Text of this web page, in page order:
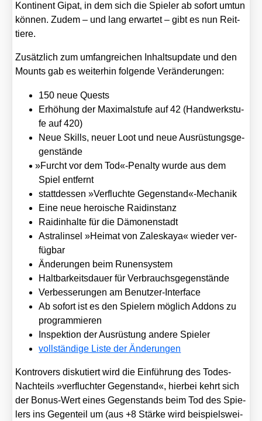
Kon­ti­nent Gipat, in dem sich die Spie­ler ab sofort umtun
kön­nen. Zudem – und lang erwar­tet – gibt es nun Reit­
tie­re.
Zusätz­lich zum umfang­rei­chen Inhalts­up­date und den
Mounts gab es wei­ter­hin fol­gen­de Ver­än­de­run­gen:
150 neue Quests
Erhö­hung der Maxi­mal­stu­fe auf 42 (Hand­werk­stu­
fe auf 420)
Neue Skills, neu­er Loot und neue Aus­rüs­tungs­ge­
gen­stän­de
»Furcht vor dem Tod«-Penalty wur­de aus dem
Spiel ent­fernt
statt­des­sen »Ver­fluch­te Gegenstand«-Mechanik
Eine neue heroi­sche Raid­in­stanz
Raid­in­hal­te für die Dämo­nen­stadt
Astral­in­sel »Hei­mat von Zaleska­ya« wie­der ver­
füg­bar
Ände­run­gen beim Runen­sys­tem
Halt­bar­keits­dau­er für Ver­brauchs­ge­gen­stän­de
Ver­bes­se­run­gen am Benut­zer-Inter­face
Ab sofort ist es den Spie­lern mög­lich Addons zu
pro­gram­mie­ren
Inspek­ti­on der Aus­rüs­tung ande­re Spie­ler
voll­stän­di­ge Lis­te der Ände­run­gen
Kon­tro­vers dis­ku­tiert wird die Ein­füh­rung des Todes-
Nach­teils »ver­fluch­ter Gegen­stand«, hier­bei kehrt sich
der Bonus-Wert eines Gegen­stands beim Tod des Spie­
lers ins Gegen­teil um (aus +8 Stär­ke wird bei­spiels­wei­